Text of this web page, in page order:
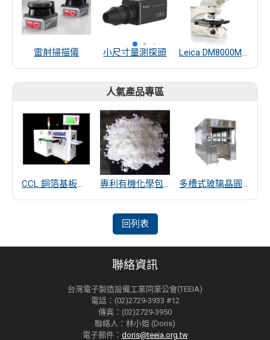
雷射掃描儀 小尺寸量測探頭 Leica DM8000M/DM12000M晶圓檢測顯微鏡
人氣產品專區
CCL 銅箔基板厚度量測 專利有機化學包覆SiO2遠紅外線散熱粒子 多槽式玻璃晶圓清洗機
回列表
聯絡資訊
台灣電子製造設備工業同業公會(TEEIA)
電話：(02)2729-3933 #12
傳真：(02)2729-3950
聯絡人：林小姐 (Doris)
電子郵件： doris@teeia.org.tw